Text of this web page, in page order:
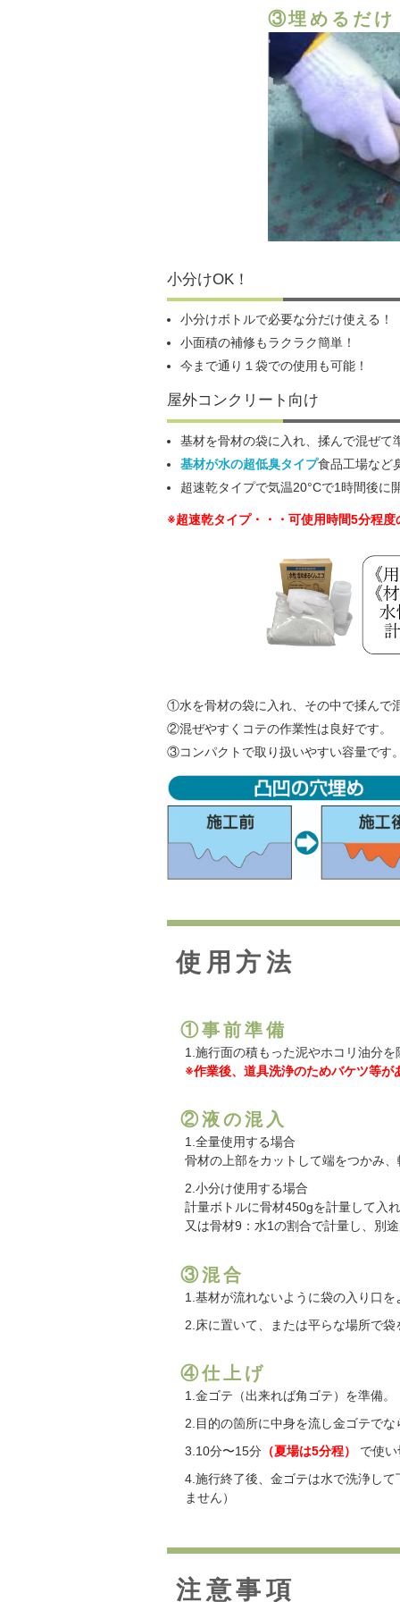
③埋めるだけ
小分けOK！
小分けボトルで必要な分だけ使える！
小面積の補修もラクラク簡単！
今まで通り１袋での使用も可能！
屋外コンクリート向け
基材を骨材の袋に入れ、揉んで混ぜ
基材が水の超低臭タイプ食品工場など
超速乾タイプで気温20°Cで1時間後に
※超速乾タイプ・・・可使用時間5分程
①水を骨材の袋に入れ、その中で揉んで
②混ぜやすくコテの作業性は良好です。
③コンパクトで取り扱いやすい容量です
使用方法
①事前準備
1.施行面の積もった泥やホコリ油分を
※作業後、道具洗浄のためバケツ等が
②液の混入
1.全量使用する場合
骨材の上部をカットして端をつかみ
2.小分け使用する場合
計量ボトルに骨材450gを計量して入
又は骨材9：水1の割合で計量し、別
③混合
1.基材が流れないように袋の入り口
2.床に置いて、または平らな場所で
④仕上げ
1.金ゴテ（出来れば角ゴテ）を準備。
2.目的の箇所に中身を流し金ゴテで
3.10分〜15分 （夏場は5分程）
で使
4.施行終了後、金ゴテは水で洗浄し
ません）
注意事項